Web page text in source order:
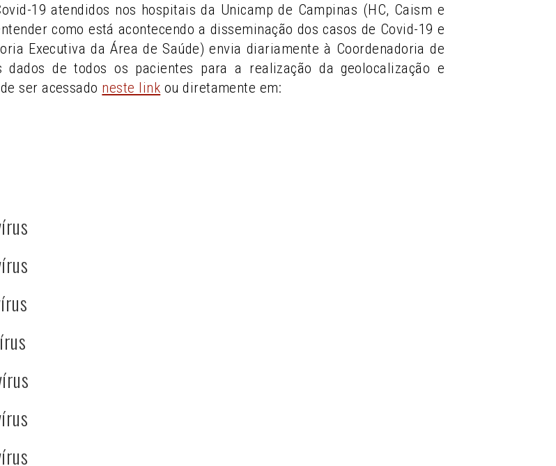
19 atendidos nos hospitais da Unicamp de Campinas (HC, Caism e
como está acontecendo a disseminação dos casos de Covid-19 e
Executiva da Área de Saúde) envia diariamente à Coordenadoria de
dados de todos os pacientes para a realização da geolocalização e
ser acessado neste link ou diretamente em: